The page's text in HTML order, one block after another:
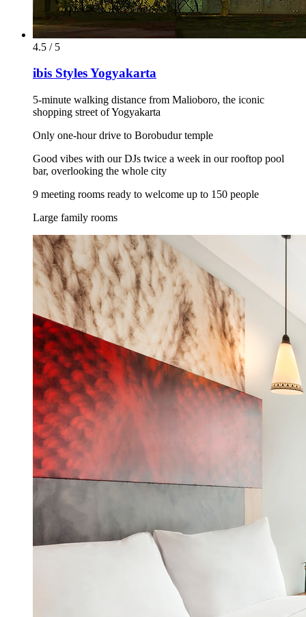
4.5 / 5
ibis Styles Yogyakarta
5-minute walking distance from Malioboro, the iconic
shopping street of Yogyakarta
Only one-hour drive to Borobudur temple
Good vibes with our DJs twice a week in our rooftop pool
bar, overlooking the whole city
9 meeting rooms ready to welcome up to 150 people
Large family rooms